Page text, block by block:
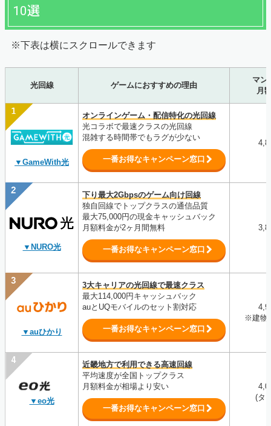
10選
※下表は横にスクロールできます
光回線 ゲームにおすすめの理由
マン
月
▼GameWith光
オンラインゲーム・配信特化の光回線
光コラボで最速クラスの光回線
混雑する時間帯でもラグが少ない
一番お得なキャンペーン窓口
▼NURO光
下り最大2Gbpsのゲーム向け回線
独自回線でトップクラスの通信品質
最大75,000円の現金キャッシュバック
月額料金が2ヶ月間無料
一番お得なキャンペーン窓口
▼auひかり
3大キャリアの光回線で最速クラス
最大114,000円キャッシュバック
auとUQモバイルのセット割対応
一番お得なキャンペーン窓口
※建物
▼eo光
近畿地方で利用できる高速回線
平均速度が全国トップクラス
月額料金が相場より安い
一番お得なキャンペーン窓口
(タ